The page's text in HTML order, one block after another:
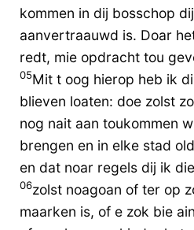
kommen in dij bosschop
aanvertraauwd is. Doar
redt, mie opdracht tou
05Mit t oog hierop heb ik
blieven loaten: doe zolst
nog nait aan toukommen
brengen en in elke stad
en dat noar regels dij ik
06zolst noagoan of ter op
maarken is, of e zok bie